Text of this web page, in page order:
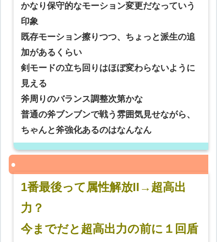
かなり保守的なモーション変更だなっていう
印象
既存モーション擦りつつ、ちょっと派生の追
加があるくらい
剣モードの立ち回りはほぼ変わらないように
見える
斧周りのバランス調整次第かな
普通の斧ブンブンで戦う雰囲気見せながら、
ちゃんと斧強化あるのはなんなん
1番最後って属性解放II→超高出
力？
今までだと超高出力の前に１回盾